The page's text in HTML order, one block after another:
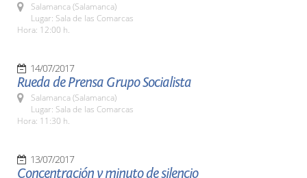
Salamanca (Salamanca)
Lugar: Sala de las Comarcas
Hora: 12:00 h.
14/07/2017
Rueda de Prensa Grupo Socialista
Salamanca (Salamanca)
Lugar: Sala de las Comarcas
Hora: 11:30 h.
13/07/2017
Concentración y minuto de silencio